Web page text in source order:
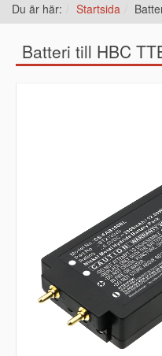
Du är här: Startsida
Batteri till HBC